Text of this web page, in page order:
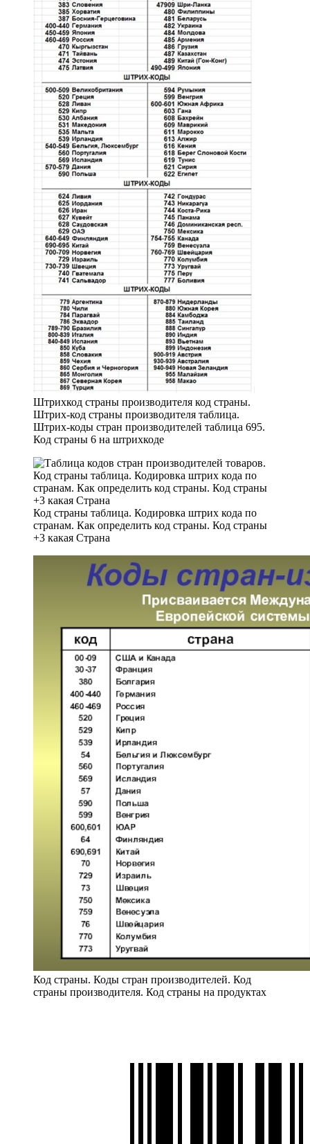
Штрихкод страны производителя код страны.
Штрих-код страны производителя таблица.
Штрих-коды стран производителей таблица 695.
Код страны 6 на штрихкоде
Код страны таблица. Кодировка штрих кода по
странам. Как определить код страны. Код страны
+3 какая Страна
Код страны. Коды стран производителей. Код
страны производителя. Код страны на продуктах